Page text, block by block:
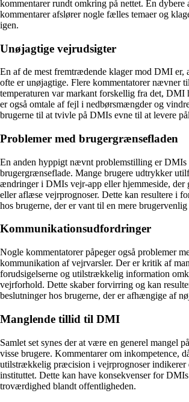
kommentarer rundt omkring på nettet. En dybere
kommentarer afslører nogle fælles temaer og
igen.
Unøjagtige vejrudsigter
En af de mest fremtrædende klager mod DMI er,
ofte er unøjagtige. Flere kommentatorer nævner
temperaturen var markant forskellig fra det, DMI
er også omtale af fejl i nedbørsmængder og
brugerne til at tvivle på DMIs evne til at levere
Problemer med brugergrænsefladen
En anden hyppigt nævnt problemstilling er DMIs
brugergrænseflade. Mange brugere udtrykker
ændringer i DMIs vejr-app eller hjemmeside, der
eller aflæse vejrprognoser. Dette kan resultere i
hos brugerne, der er vant til en mere
Kommunikationsudfordringer
Nogle kommentatorer påpeger også problemer
kommunikation af vejrvarsler. Der er kritik af
forudsigelserne og utilstrækkelig information
vejrforhold. Dette skaber forvirring og kan
beslutninger hos brugerne, der er afhængige af
Manglende tillid til DMI
Samlet set synes der at være en generel mangel
visse brugere. Kommentarer om inkompetence,
utilstrækkelig præcision i vejrprognoser indikerer
instituttet. Dette kan have konsekvenser for
troværdighed blandt offentligheden.